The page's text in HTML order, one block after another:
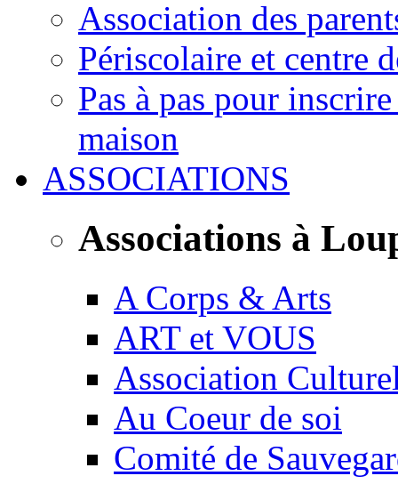
Association des
Périscolaire et centre
Pas à pas pour
maison
ASSOCIATIONS
Associations à
A Corps & Arts
ART et VOUS
Association
Au Coeur de soi
Comité de